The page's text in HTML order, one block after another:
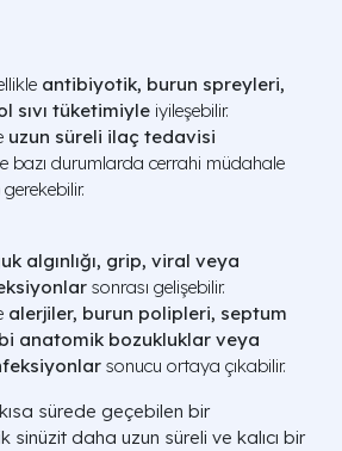
antibiyotik, burun spreyleri,
sıvı tüketimiyle iyileşebilir.
uzun süreli ilaç tedavisi
bazı durumlarda cerrahi müdahale
algınlığı, grip, viral veya
sonrası gelişebilir.
alerjiler, burun polipleri, septum
anatomik bozukluklar veya
sonucu ortaya çıkabilir.
sürede geçebilen bir
sinüzit daha uzun süreli ve kalıcı bir